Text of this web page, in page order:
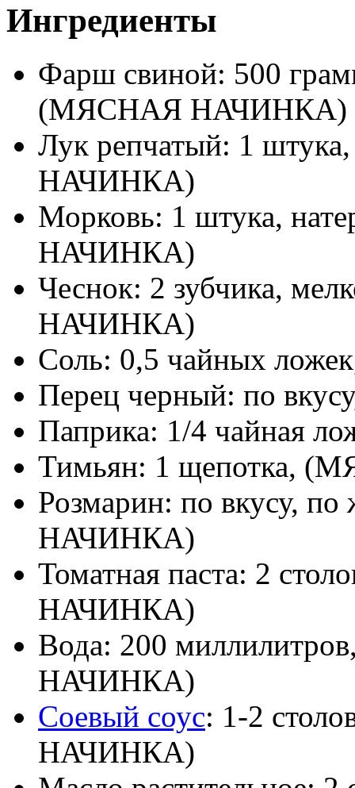
Ингредиенты
Фарш свиной: 500
(МЯСНАЯ НАЧИНКА)
Лук репчатый: 1
НАЧИНКА)
Морковь: 1 штука,
НАЧИНКА)
Чеснок: 2 зубчика,
НАЧИНКА)
Соль: 0,5 чайных
Перец черный: по
Паприка: 1/4 чайная
Тимьян: 1 щепотка,
Розмарин: по вкусу,
НАЧИНКА)
Томатная паста: 2
НАЧИНКА)
Вода: 200
НАЧИНКА)
Соевый соус: 1-2
НАЧИНКА)